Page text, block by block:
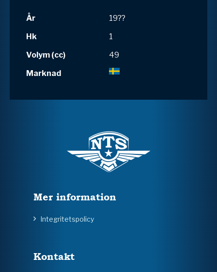
År
19??
Hk
1
Volym (cc)
49
Marknad
Mer information
Integritetspolicy
Kontakt